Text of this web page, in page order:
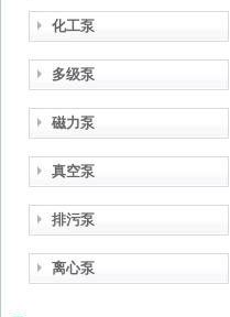
化工泵
多级泵
磁力泵
真空泵
排污泵
离心泵